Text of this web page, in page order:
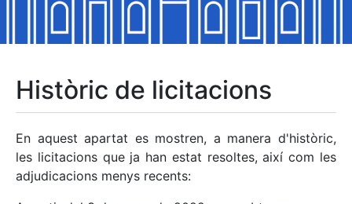
Mostra/Amaga
Mostra/Amaga
Mostra/Amaga
Històric de licitacions
En aquest apartat es mostren, a manera d'històric,
les licitacions que ja han estat resoltes, així com les
adjudicacions menys recents: